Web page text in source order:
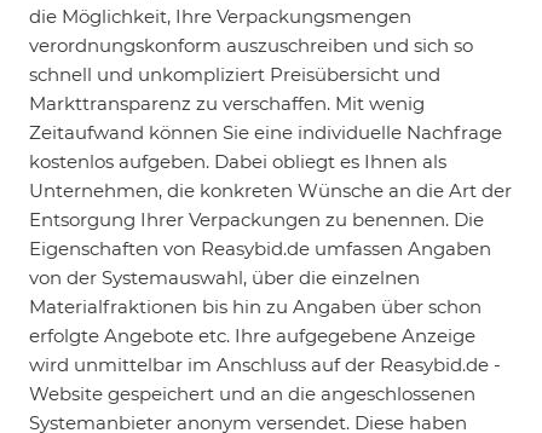
die Möglichkeit, Ihre Verpackungsmengen
verordnungskonform auszuschreiben und sich so
schnell und unkompliziert Preisübersicht und
Markttransparenz zu verschaffen. Mit wenig
Zeitaufwand können Sie eine individuelle Nachfrage
kostenlos aufgeben. Dabei obliegt es Ihnen als
Unternehmen, die konkreten Wünsche an die Art der
Entsorgung Ihrer Verpackungen zu benennen. Die
Eigenschaften von Reasybid.de umfassen Angaben
von der Systemauswahl, über die einzelnen
Materialfraktionen bis hin zu Angaben über schon
erfolgte Angebote etc. Ihre aufgegebene Anzeige
wird unmittelbar im Anschluss auf der Reasybid.de -
Website gespeichert und an die angeschlossenen
Systemanbieter anonym versendet. Diese haben